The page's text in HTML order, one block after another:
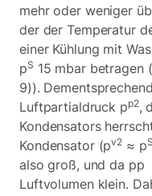
mehr oder weniger
der der Temperatur
einer Kühlung mit
pS 15 mbar betragen
9)).
Luftpartialdruck pp2,
Kondensators
Kondensator (pv2 ≈ pS
also groß, und da pp
Luftvolumen klein.